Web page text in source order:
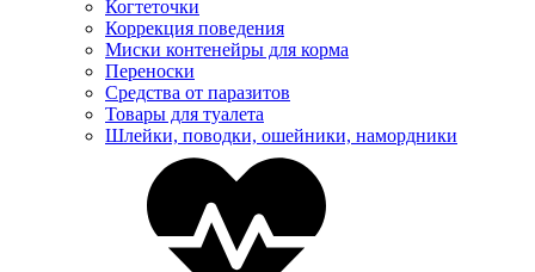
Когтеточки
Коррекция поведения
Миски контенейры для корма
Переноски
Средства от паразитов
Товары для туалета
Шлейки, поводки, ошейники, намордники